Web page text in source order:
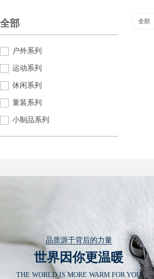
全部
户外系列
运动系列
休闲系列
童装系列
小制品系列
全部
品质源于背后的力量
世界因你更温暖
THE WORLD IS MORE WARM FOR YOU